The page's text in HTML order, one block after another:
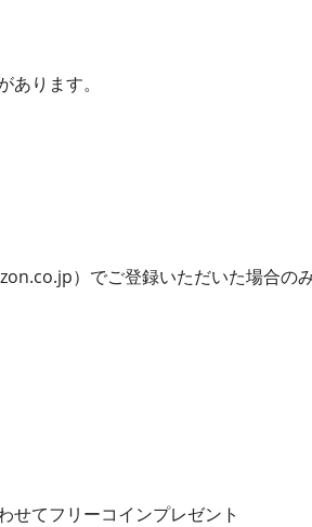
ります。
）でご登録いただいた場合のみ
せてフリーコインプレゼント